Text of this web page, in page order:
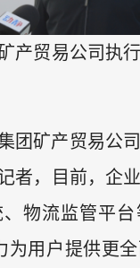
产贸易公司执
团矿产贸易公
者，目前，企
物流监管平
为用户提供更全